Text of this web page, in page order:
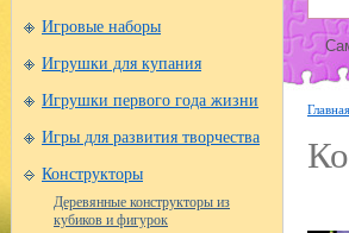
Игровые наборы
Игрушки для купания
Игрушки первого года жизни
Игры для развития творчества
Конструкторы
Деревянные конструкторы из
кубиков и фигурок
Главная